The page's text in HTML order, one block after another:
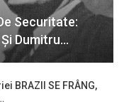
Securitate:
Dumitru…
BRAZII SE FRÂNG,